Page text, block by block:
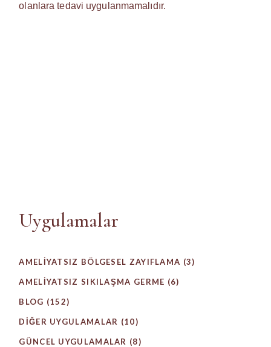
olanlara tedavi uygulanmamalıdır.
Uygulamalar
AMELIYATSIZ BÖLGESEL ZAYIFLAMA (3)
AMELIYATSIZ SIKILAŞMA GERME (6)
BLOG (152)
DIĞER UYGULAMALAR (10)
GÜNCEL UYGULAMALAR (8)